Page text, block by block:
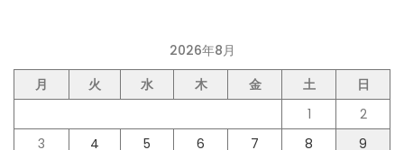
2026年8月
月
火 水 木 金 土
日
1
2
3
4 5 6 7 8 9